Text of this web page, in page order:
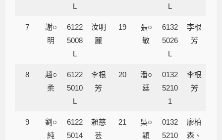
L
L
7
謝○
明
6122
5008
L
汝明
麗
19
張○
敏
6132
5026
L
李根
芳
8
趙○
柔
6122
5010
L
李根
芳
20
潘○
廷
0132
5210
1
李根
芳
9
劉○
純
6122
5014
賴慈
芸
21
吳○
穎
0132
5210
廖柏
森、